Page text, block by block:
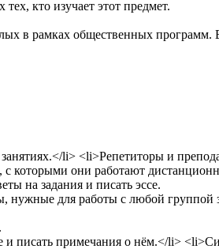
кто изучает этот предмет.
в рамках общественных программ.